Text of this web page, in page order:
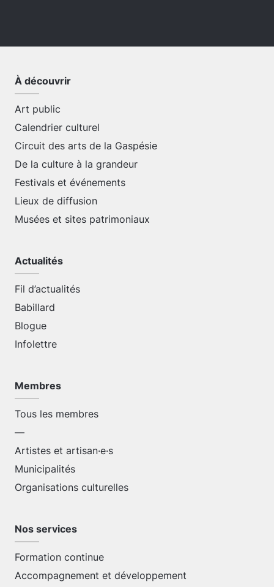
À découvrir
Art public
Calendrier culturel
Circuit des arts de la Gaspésie
De la culture à la grandeur
Festivals et événements
Lieux de diffusion
Musées et sites patrimoniaux
Actualités
Fil d’actualités
Babillard
Blogue
Infolettre
Membres
Tous les membres
—
Artistes et artisan·e·s
Municipalités
Organisations culturelles
Nos services
Formation continue
Accompagnement et développement